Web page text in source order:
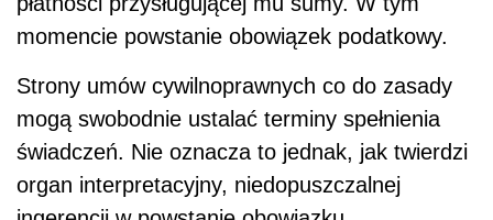
świadczeniami potwierdził Naczelny Sąd
Administracyjny w wyroku z dnia 17.09.2009 r.,
sygn. akt II FSK 549/08 stwierdzając, że: "do
przychodów z kapitałów pieniężnych zalicza się
tylko takie wierzytelności, które w danym
momencie podatnikowi należą się, czyli są